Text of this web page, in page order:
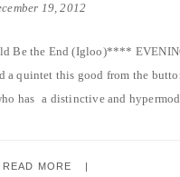
19, 2012
Be the End (Igloo)****
a quintet this good from the
has a distinctive and
READ MORE